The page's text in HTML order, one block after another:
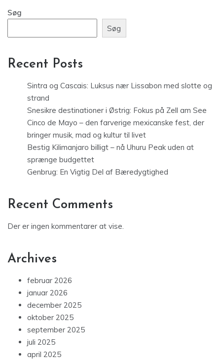
Søg
Søg
Recent Posts
Sintra og Cascais: Luksus nær Lissabon med slotte og
strand
Snesikre destinationer i Østrig: Fokus på Zell am See
Cinco de Mayo – den farverige mexicanske fest, der
bringer musik, mad og kultur til livet
Bestig Kilimanjaro billigt – nå Uhuru Peak uden at
sprænge budgettet
Genbrug: En Vigtig Del af Bæredygtighed
Recent Comments
Der er ingen kommentarer at vise.
Archives
februar 2026
januar 2026
december 2025
oktober 2025
september 2025
juli 2025
april 2025